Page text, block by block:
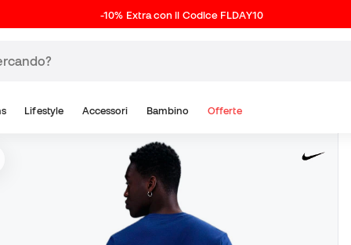
-10% Extra con il Codice FLDAY10
Lifestyle Accessori Bambino Offerte